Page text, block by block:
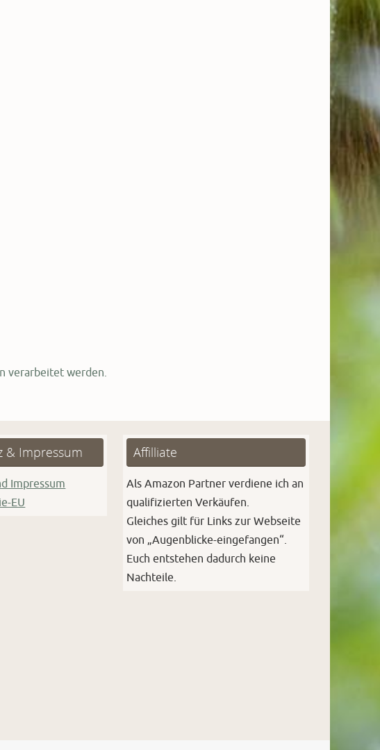
verarbeitet werden.
& Impressum
Impressum
EU
Affilliate
Als Amazon Partner verdiene ich an
qualifizierten Verkäufen.
Gleiches gilt für Links zur Webseite
von „Augenblicke-eingefangen“.
Euch entstehen dadurch keine
Nachteile.